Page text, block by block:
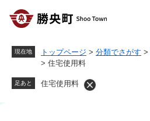
現在地 トップページ > 分類でさがす >
> 住宅使用料
足あと 住宅使用料